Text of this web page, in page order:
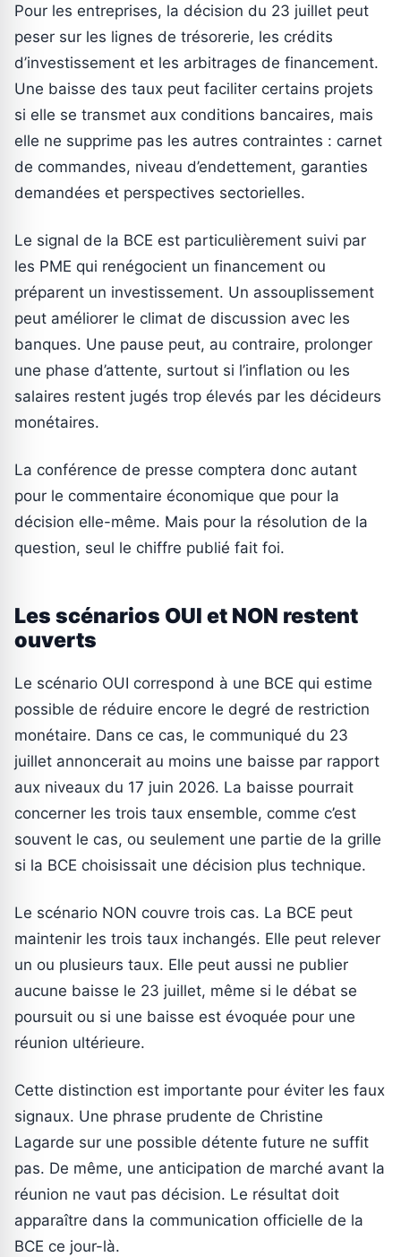
Pour les entreprises, la décision du 23 juillet peut
peser sur les lignes de trésorerie, les crédits
d’investissement et les arbitrages de financement.
Une baisse des taux peut faciliter certains projets
si elle se transmet aux conditions bancaires, mais
elle ne supprime pas les autres contraintes : carnet
de commandes, niveau d’endettement, garanties
demandées et perspectives sectorielles.
Le signal de la BCE est particulièrement suivi par
les PME qui renégocient un financement ou
préparent un investissement. Un assouplissement
peut améliorer le climat de discussion avec les
banques. Une pause peut, au contraire, prolonger
une phase d’attente, surtout si l’inflation ou les
salaires restent jugés trop élevés par les décideurs
monétaires.
La conférence de presse comptera donc autant
pour le commentaire économique que pour la
décision elle-même. Mais pour la résolution de la
question, seul le chiffre publié fait foi.
Les scénarios OUI et NON restent
ouverts
Le scénario OUI correspond à une BCE qui estime
possible de réduire encore le degré de restriction
monétaire. Dans ce cas, le communiqué du 23
juillet annoncerait au moins une baisse par rapport
aux niveaux du 17 juin 2026. La baisse pourrait
concerner les trois taux ensemble, comme c’est
souvent le cas, ou seulement une partie de la grille
si la BCE choisissait une décision plus technique.
Le scénario NON couvre trois cas. La BCE peut
maintenir les trois taux inchangés. Elle peut relever
un ou plusieurs taux. Elle peut aussi ne publier
aucune baisse le 23 juillet, même si le débat se
poursuit ou si une baisse est évoquée pour une
réunion ultérieure.
Cette distinction est importante pour éviter les faux
signaux. Une phrase prudente de Christine
Lagarde sur une possible détente future ne suffit
pas. De même, une anticipation de marché avant la
réunion ne vaut pas décision. Le résultat doit
apparaître dans la communication officielle de la
BCE ce jour-là.